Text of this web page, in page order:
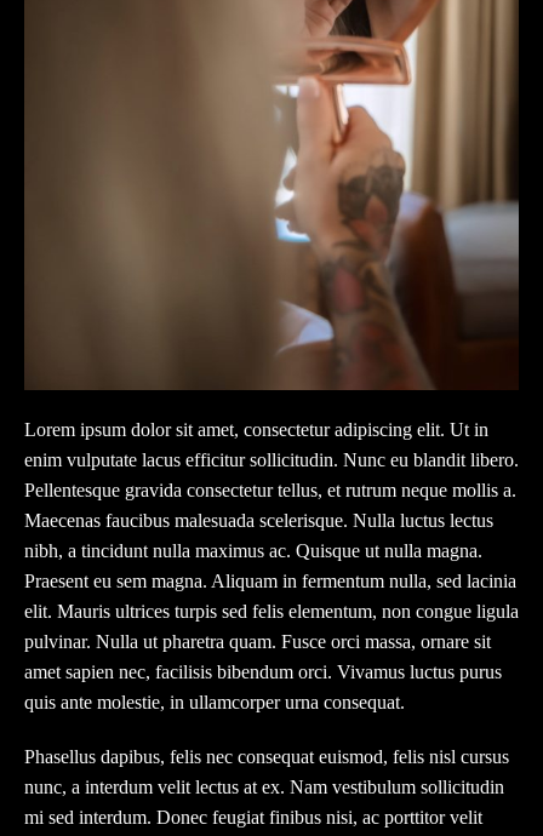
Lorem ipsum dolor sit amet, consectetur adipiscing elit. Ut in
enim vulputate lacus efficitur sollicitudin. Nunc eu blandit libero.
Pellentesque gravida consectetur tellus, et rutrum neque mollis a.
Maecenas faucibus malesuada scelerisque. Nulla luctus lectus
nibh, a tincidunt nulla maximus ac. Quisque ut nulla magna.
Praesent eu sem magna. Aliquam in fermentum nulla, sed lacinia
elit. Mauris ultrices turpis sed felis elementum, non congue ligula
pulvinar. Nulla ut pharetra quam. Fusce orci massa, ornare sit
amet sapien nec, facilisis bibendum orci. Vivamus luctus purus
quis ante molestie, in ullamcorper urna consequat.
Phasellus dapibus, felis nec consequat euismod, felis nisl cursus
nunc, a interdum velit lectus at ex. Nam vestibulum sollicitudin
mi sed interdum. Donec feugiat finibus nisi, ac porttitor velit